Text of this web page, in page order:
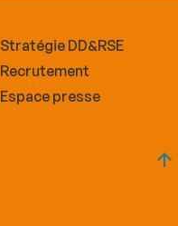
Stratégie DD&RSE
Recrutement
Espace presse